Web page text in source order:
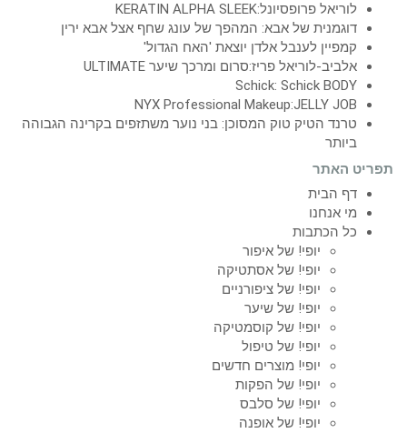
לוריאל פרופסיונל:KERATIN ALPHA SLEEK
דוגמנית של אבא: המהפך של עונג שחף אצל אבא ירין
קמפיין לענבל אלדן יוצאת 'האח הגדול'
אלביב-לוריאל פריז:סרום ומרכך שיער ULTIMATE
Schick: Schick BODY
NYX Professional Makeup:JELLY JOB
טרנד הטיק טוק המסוכן: בני נוער משתזפים בקרינה הגבוהה
ביותר
תפריט האתר
דף הבית
מי אנחנו
כל הכתבות
יופי! של איפור
יופי! של אסתטיקה
יופי! של ציפורניים
יופי! של שיער
יופי! של קוסמטיקה
יופי! של טיפול
יופי! מוצרים חדשים
יופי! של הפקות
יופי! של סלבס
יופי! של אופנה